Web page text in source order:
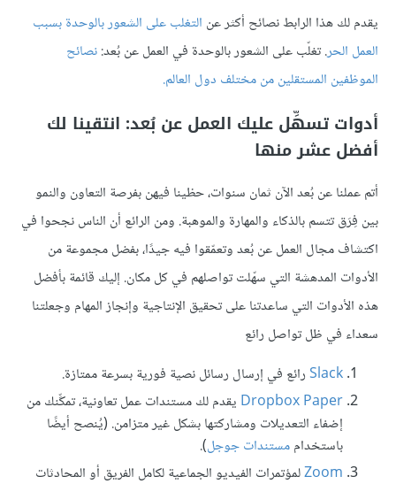
يقدم لك هذا الرابط نصائح أكثر عن التغلب على الشعور بالوحدة بسبب
العمل الحر. تغلّب على الشعور بالوحدة في العمل عن بُعد:نصائح
الموظفين المستقلين من مختلف دول العالم.
أدوات تسهِّل عليك العمل عن بُعد: انتقينا لك
أفضل عشر منها
أتم عملنا عن بُعد الآن ثمان سنوات، حظينا فيهن بفرصة التعاون والنمو
بين فِرَق تتسم بالذكاء والمهارة والموهبة. ومن الرائع أن الناس نجحوا في
اكتشاف مجال العمل عن بُعد وتعمّقوا فيه جيدًا، بفضل مجموعة من
الأدوات المدهشة التي سهّلت تواصلهم في كل مكان. إليك قائمة بأفضل
هذه الأدوات التي ساعدتنا على تحقيق الإنتاجية وإنجاز المهام وجعلتنا
سعداء في ظل تواصل رائع
Slackرائع في إرسال رسائل نصية فورية بسرعة ممتازة.
Dropbox Paper يقدم لك مستندات عمل تعاونية، تمكِّنك من
إضفاء التعديلات ومشاركتها بشكل غير متزامن. (يُنصح أيضًا
باستخداممستندات جوجل).
Zoomلمؤتمرات الفيديو الجماعية لكامل الفريق أو المحادثات